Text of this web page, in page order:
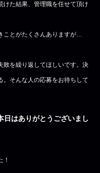
けた結果、管理職を任せて頂け
ことがたくさんありますが…
敗を繰り返してほしいです。決
。そんな人の応募をお待ちして
日はありがとうございまし
！